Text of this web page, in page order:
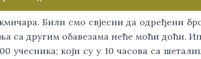
Били смо свјесни да одређени
са другим обавезама неће моћи доћи.
учесника; који су у 10 часова са